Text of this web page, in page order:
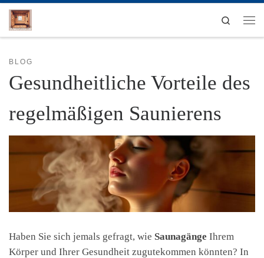
Zum Inhalt springen
Search
BLOG
Gesundheitliche Vorteile des
regelmäßigen Saunierens
Haben Sie sich jemals gefragt, wie Saunagänge Ihrem
Körper und Ihrer Gesundheit zugutekommen könnten? In